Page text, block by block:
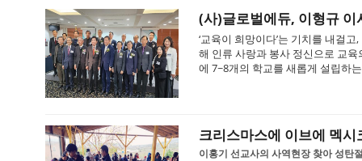
(사)글로벌에듀, 이형규 이
‘교육이 희망이다’는 기치를 내걸
해 인류 사랑과 봉사 정신으로 교
에 7~8개의 학교를 새롭게 설립하
크리스마스에 이브에 멕
이홍기 선교사의 사역현장 찾아 성탄